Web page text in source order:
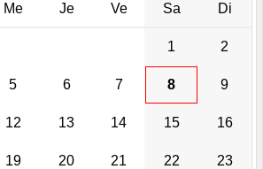
Me Je Ve Sa Di
1 2
5 6 7 8 9
12 13 14 15 16
19 20 21 22 23